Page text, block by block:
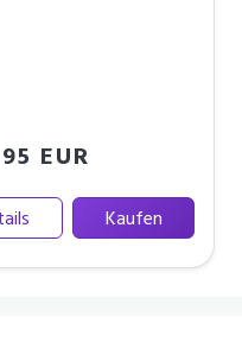
EUR
Kaufen